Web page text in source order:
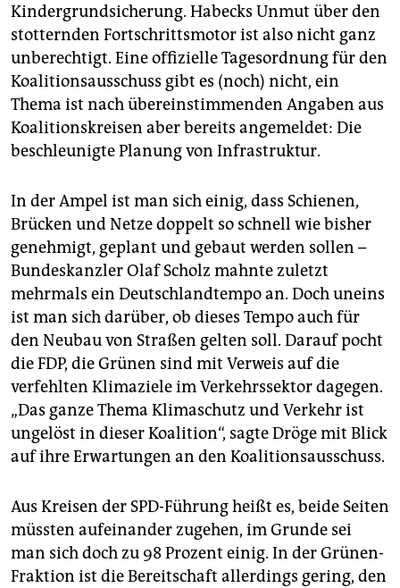
Kindergrundsicherung. Habecks Unmut über den
stotternden Fortschrittsmotor ist also nicht ganz
unberechtigt. Eine offizielle Tagesordnung für den
Koalitionsausschuss gibt es (noch) nicht, ein
Thema ist nach übereinstimmenden Angaben aus
Koalitionskreisen aber bereits angemeldet: Die
beschleunigte Planung von Infrastruktur.
In der Ampel ist man sich einig, dass Schienen,
Brücken und Netze doppelt so schnell wie bisher
genehmigt, geplant und gebaut werden sollen –
Bundeskanzler Olaf Scholz mahnte zuletzt
mehrmals ein Deutschlandtempo an. Doch uneins
ist man sich darüber, ob dieses Tempo auch für
den Neubau von Straßen gelten soll. Darauf pocht
die FDP, die Grünen sind mit Verweis auf die
verfehlten Klimaziele im Verkehrssektor dagegen.
„Das ganze Thema Klimaschutz und Verkehr ist
ungelöst in dieser Koalition“, sagte Dröge mit Blick
auf ihre Erwartungen an den Koalitionsausschuss.
Aus Kreisen der SPD-Führung heißt es, beide Seiten
müssten aufeinander zugehen, im Grunde sei
man sich doch zu 98 Prozent einig. In der Grünen-
Fraktion ist die Bereitschaft allerdings gering, den